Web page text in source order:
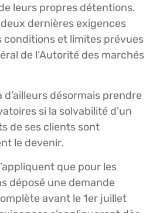
leurs propres détentions.
dernières exigences
conditions et limites prévues
de l’Autorité des marchés
désormais prendre
si la solvabilité d’un
de ses clients sont
le devenir.
que pour les
déposé une demande
avant le 1er juillet